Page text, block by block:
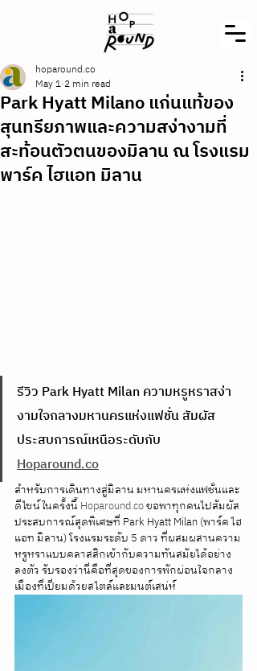
Park Hyatt Milano แก่นแท้ของ
สุนทรียภาพและความสง่างามที่
สะท้อนตัวตนของมิลาน ณ โรงแรม
พาร์ค ไฮแอท มิลาน
hoparound.co
May 1 2 min read
รีวิว Park Hyatt Milan ความหรูหราสง่า
งามใจกลางมหานครแห่งแฟชั่น สัมผัส
ประสบการณ์เหนือระดับกับ
Hoparound.co
สำหรับการเดินทางสู่มิลาน มหานครแห่งแฟชั่นและ
ดีไซน์ในครั้งนี้ Hoparound.co ขอพาทุกคนไปสัมผัส
ประสบการณ์สุดพิเศษที่ Park Hyatt Milan (พาร์ค ไฮ
แอท มิลาน) โรงแรมระดับ 5 ดาว ที่ผสมผสานความ
หรูหราแบบคลาสสิกเข้ากับความทันสมัยได้อย่าง
ลงตัว รับรองว่านี่คือที่สุดของการพักผ่อนใจกลาง
เมืองที่เปี่ยมด้วยสไตล์และมนต์เสน่ห์